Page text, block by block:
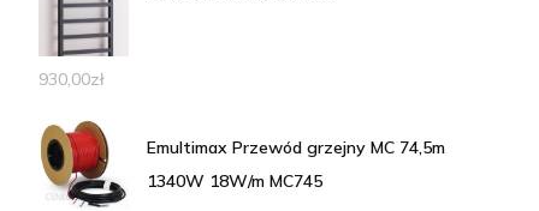
930,00zł
Emultimax Przewód grzejny MC 74,5m
1340W 18W/m MC745